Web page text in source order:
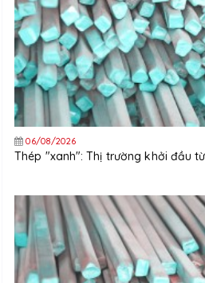
06/08/2026
Thép "xanh": Thị trường khởi đầu